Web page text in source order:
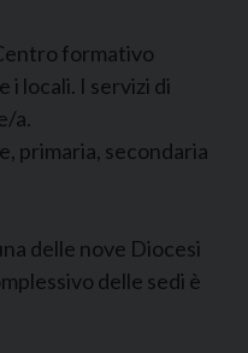
formativo
locali. I servizi di
a.
primaria, secondaria
delle nove Diocesi
delle sedi è